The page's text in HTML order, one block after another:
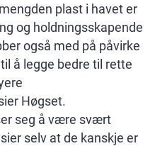
plast i havet er
og holdningsskapende
også med på påvirke
å legge bedre til rette
Høgset.
seg å være svært
selv at de kanskje er